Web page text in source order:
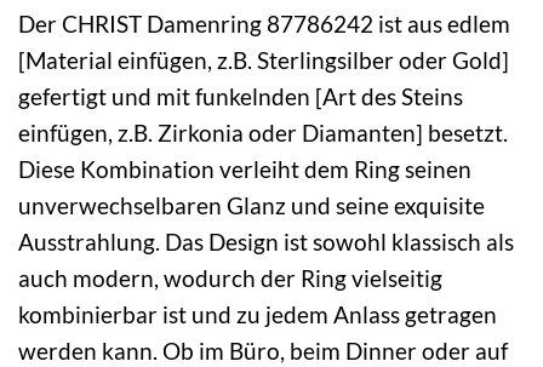
Der CHRIST Damenring 87786242 ist aus edlem
[Material einfügen, z.B. Sterlingsilber oder Gold]
gefertigt und mit funkelnden [Art des Steins
einfügen, z.B. Zirkonia oder Diamanten] besetzt.
Diese Kombination verleiht dem Ring seinen
unverwechselbaren Glanz und seine exquisite
Ausstrahlung. Das Design ist sowohl klassisch als
auch modern, wodurch der Ring vielseitig
kombinierbar ist und zu jedem Anlass getragen
werden kann. Ob im Büro, beim Dinner oder auf